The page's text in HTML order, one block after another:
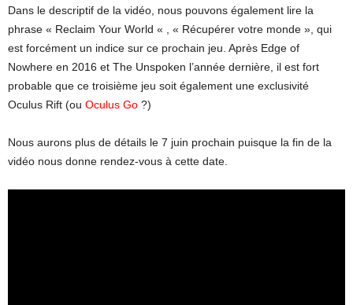
Dans le descriptif de la vidéo, nous pouvons également lire la
phrase « Reclaim Your World « , « Récupérer votre monde », qui
est forcément un indice sur ce prochain jeu. Après Edge of
Nowhere en 2016 et The Unspoken l’année dernière, il est fort
probable que ce troisième jeu soit également une exclusivité
Oculus Rift (ou Oculus Go ?)
Nous aurons plus de détails le 7 juin prochain puisque la fin de la
vidéo nous donne rendez-vous à cette date.